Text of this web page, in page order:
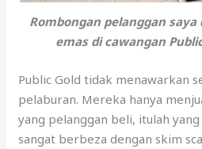
Rombongan pelanggan
emas di cawangan
Public Gold tidak menawarkan
pelaburan. Mereka hanya
yang pelanggan beli, itulah
sangat berbeza dengan skim